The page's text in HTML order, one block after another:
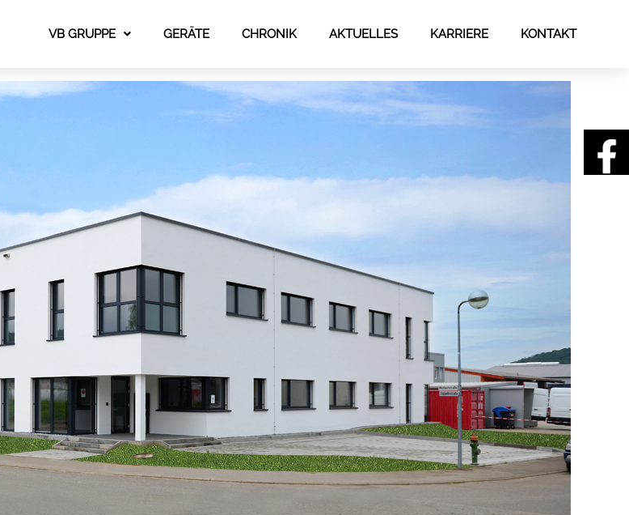
VB GRUPPE GERÄTE CHRONIK AKTUELLES KARRIERE KONTAKT